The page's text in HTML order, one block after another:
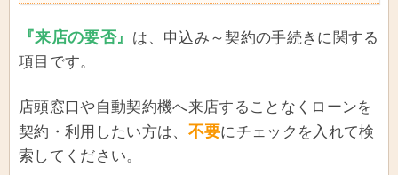
『来店の要否』 は、申込み～契約の手続きに関する
項目です。
店頭窓口や自動契約機へ来店することなくローンを
契約・利用したい方は、 不要にチェックを入れて検
索してください。